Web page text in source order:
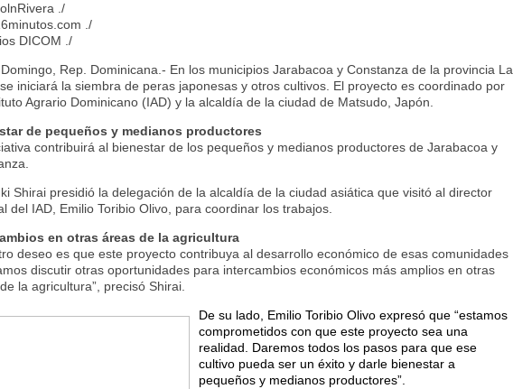
./
./
DICOM ./
Rep. Dominicana.- En los municipios Jarabacoa y Constanza de la provincia La
iniciará la siembra de peras japonesas y otros cultivos. El proyecto es coordinado por
Agrario Dominicano (IAD) y la alcaldía de la ciudad de Matsudo, Japón.
de pequeños y medianos productores
contribuirá al bienestar de los pequeños y medianos productores de Jarabacoa y
Shirai presidió la delegación de la alcaldía de la ciudad asiática que visitó al director
del IAD, Emilio Toribio Olivo, para coordinar los trabajos.
en otras áreas de la agricultura
deseo es que este proyecto contribuya al desarrollo económico de esas comunidades
discutir otras oportunidades para intercambios económicos más amplios en otras
la agricultura”, precisó Shirai.
De su lado, Emilio Toribio Olivo expresó que “estamos
comprometidos con que este proyecto sea una
realidad. Daremos todos los pasos para que ese
cultivo pueda ser un éxito y darle bienestar a
pequeños y medianos productores”.